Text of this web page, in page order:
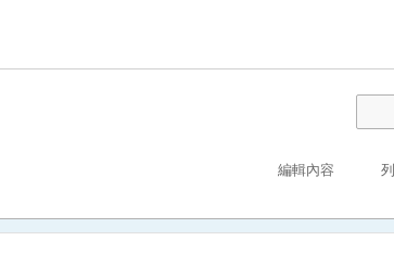
編輯內容